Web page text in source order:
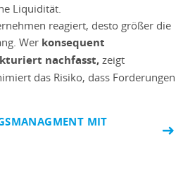
Liquidität.
reagiert, desto größer die
Wer konsequent
nachfasst,zeigt
das Risiko, dass Forderungen
MIT